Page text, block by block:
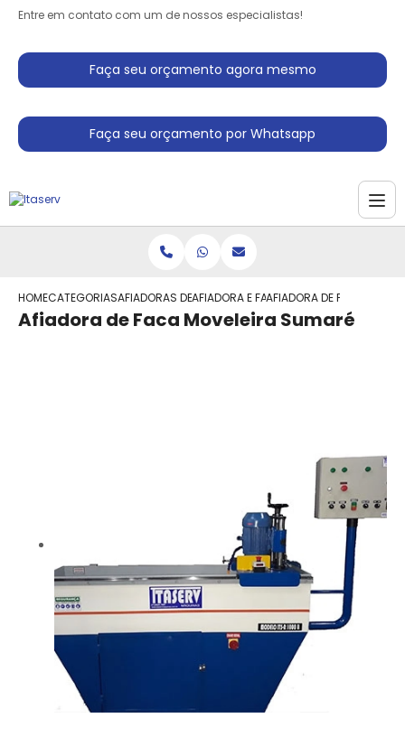
Entre em contato com um de nossos especialistas!
Faça seu orçamento agora mesmo
Faça seu orçamento por Whatsapp
HOMECATEGORIASAFIADORAS DE FACASAFIADORA E FACASAFIADORA DE FACA
Afiadora de Faca Moveleira Sumaré